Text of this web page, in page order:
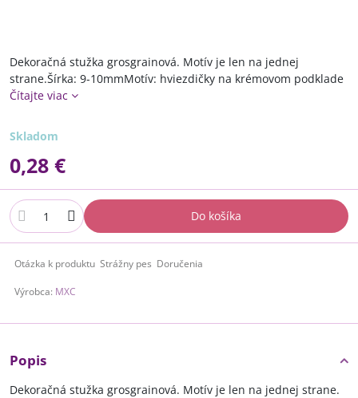
Dekoračná stužka grosgrainová. Motív je len na jednej
strane.Šírka: 9-10mmMotív: hviezdičky na krémovom podklade
Čítajte viac
Skladom
0,28 €
Do košíka
Otázka k produktu Strážny pes Doručenia
Výrobca: MXC
Popis
Dekoračná stužka grosgrainová. Motív je len na jednej strane.